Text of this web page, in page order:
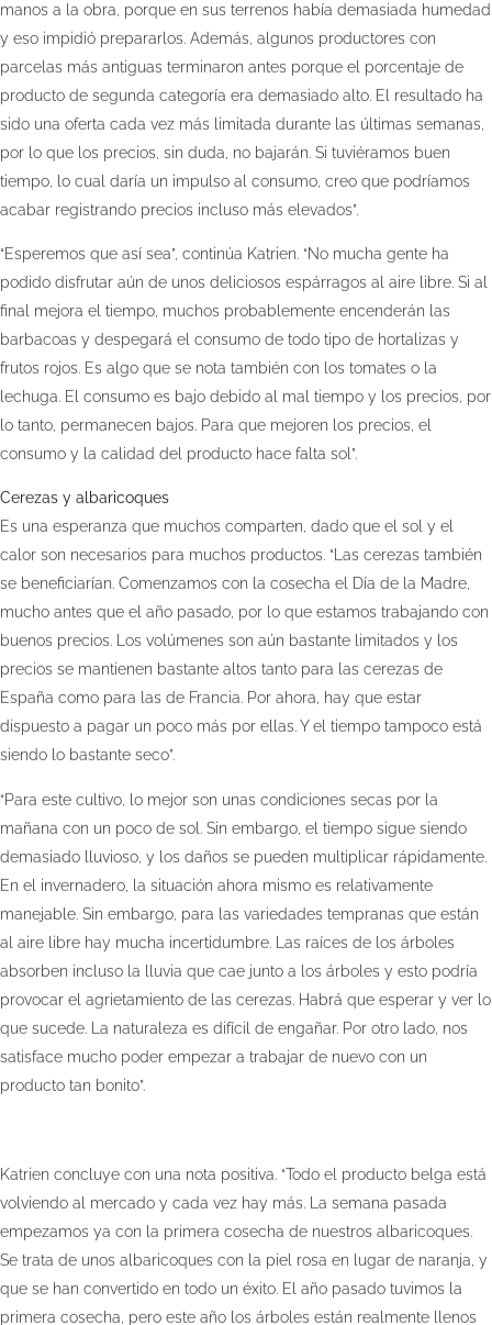
manos a la obra, porque en sus terrenos había demasiada humedad
y eso impidió prepararlos. Además, algunos productores con
parcelas más antiguas terminaron antes porque el porcentaje de
producto de segunda categoría era demasiado alto. El resultado ha
sido una oferta cada vez más limitada durante las últimas semanas,
por lo que los precios, sin duda, no bajarán. Si tuviéramos buen
tiempo, lo cual daría un impulso al consumo, creo que podríamos
acabar registrando precios incluso más elevados”.
“Esperemos que así sea”, continúa Katrien. “No mucha gente ha
podido disfrutar aún de unos deliciosos espárragos al aire libre. Si al
final mejora el tiempo, muchos probablemente encenderán las
barbacoas y despegará el consumo de todo tipo de hortalizas y
frutos rojos. Es algo que se nota también con los tomates o la
lechuga. El consumo es bajo debido al mal tiempo y los precios, por
lo tanto, permanecen bajos. Para que mejoren los precios, el
consumo y la calidad del producto hace falta sol”.
Cerezas y albaricoques
Es una esperanza que muchos comparten, dado que el sol y el
calor son necesarios para muchos productos. “Las cerezas también
se beneficiarían. Comenzamos con la cosecha el Día de la Madre,
mucho antes que el año pasado, por lo que estamos trabajando con
buenos precios. Los volúmenes son aún bastante limitados y los
precios se mantienen bastante altos tanto para las cerezas de
España como para las de Francia. Por ahora, hay que estar
dispuesto a pagar un poco más por ellas. Y el tiempo tampoco está
siendo lo bastante seco”.
“Para este cultivo, lo mejor son unas condiciones secas por la
mañana con un poco de sol. Sin embargo, el tiempo sigue siendo
demasiado lluvioso, y los daños se pueden multiplicar rápidamente.
En el invernadero, la situación ahora mismo es relativamente
manejable. Sin embargo, para las variedades tempranas que están
al aire libre hay mucha incertidumbre. Las raíces de los árboles
absorben incluso la lluvia que cae junto a los árboles y esto podría
provocar el agrietamiento de las cerezas. Habrá que esperar y ver lo
que sucede. La naturaleza es difícil de engañar. Por otro lado, nos
satisface mucho poder empezar a trabajar de nuevo con un
producto tan bonito”.
Katrien concluye con una nota positiva. “Todo el producto belga está
volviendo al mercado y cada vez hay más. La semana pasada
empezamos ya con la primera cosecha de nuestros albaricoques.
Se trata de unos albaricoques con la piel rosa en lugar de naranja, y
que se han convertido en todo un éxito. El año pasado tuvimos la
primera cosecha, pero este año los árboles están realmente llenos